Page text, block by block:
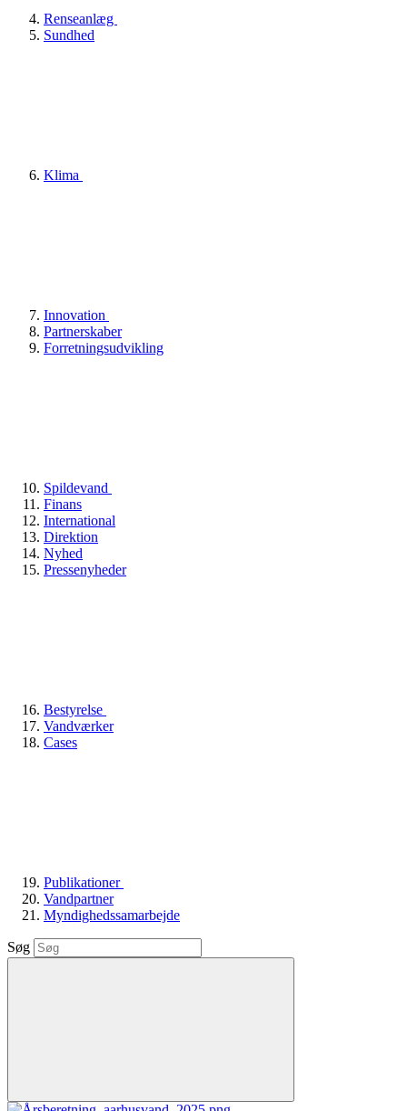
Renseanlæg
Sundhed
Klima
Innovation
Partnerskaber
Forretningsudvikling
Spildevand
Finans
International
Direktion
Nyhed
Pressenyheder
Bestyrelse
Vandværker
Cases
Publikationer
Vandpartner
Myndighedssamarbejde
Søg